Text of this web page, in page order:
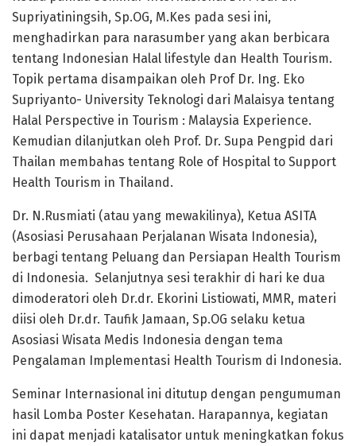
Supriyatiningsih, Sp.OG, M.Kes pada sesi ini,
menghadirkan para narasumber yang akan berbicara
tentang Indonesian Halal lifestyle dan Health Tourism.
Topik pertama disampaikan oleh Prof Dr. Ing. Eko
Supriyanto- University Teknologi dari Malaisya tentang
Halal Perspective in Tourism : Malaysia Experience.
Kemudian dilanjutkan oleh Prof. Dr. Supa Pengpid dari
Thailan membahas tentang Role of Hospital to Support
Health Tourism in Thailand.
Dr. N.Rusmiati (atau yang mewakilinya), Ketua ASITA
(Asosiasi Perusahaan Perjalanan Wisata Indonesia),
berbagi tentang Peluang dan Persiapan Health Tourism
di Indonesia. Selanjutnya sesi terakhir di hari ke dua
dimoderatori oleh Dr.dr. Ekorini Listiowati, MMR, materi
diisi oleh Dr.dr. Taufik Jamaan, Sp.OG selaku ketua
Asosiasi Wisata Medis Indonesia dengan tema
Pengalaman Implementasi Health Tourism di Indonesia.
Seminar Internasional ini ditutup dengan pengumuman
hasil Lomba Poster Kesehatan. Harapannya, kegiatan
ini dapat menjadi katalisator untuk meningkatkan fokus